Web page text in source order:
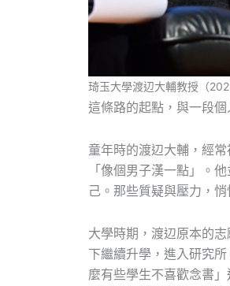
琦玉大學渡辺大輔教授（
這條路的起點，與一段個
童年時的渡辺大輔，經
「像個男子漢一點」。
己。那些質疑與壓力，
大學時期，渡辺原本的
下繼續升學，進入研究
麼有些學生不喜歡念書